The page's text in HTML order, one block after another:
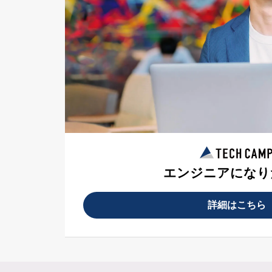
エンジニアにな
詳細はこちら